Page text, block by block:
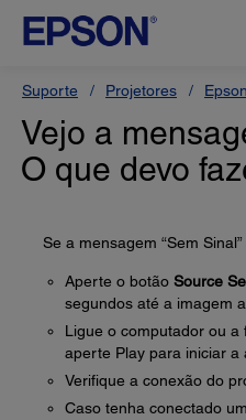
Suporte Projetores
Vejo a
O que devo
Se a mensagem “Sem
Aperte o botão Source
segundos até a imagem
Ligue o computador ou a
aperte Play para iniciar a
Verifique a conexão do
Caso tenha conectado